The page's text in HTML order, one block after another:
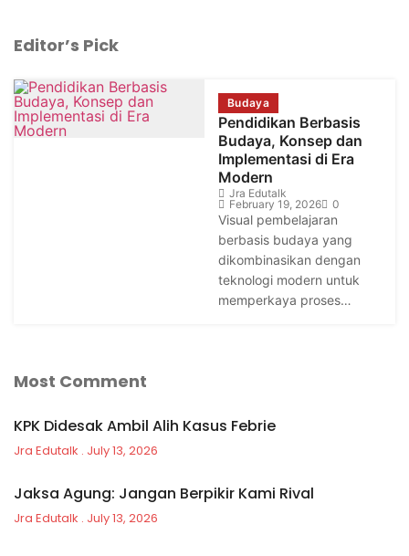
Editor’s Pick
Budaya
Pendidikan Berbasis
Budaya, Konsep dan
Implementasi di Era
Modern
Jra Edutalk
February 19, 2026
0
Visual pembelajaran
berbasis budaya yang
dikombinasikan dengan
teknologi modern untuk
memperkaya proses…
Most Comment
KPK Didesak Ambil Alih Kasus Febrie
Jra Edutalk July 13, 2026
Jaksa Agung: Jangan Berpikir Kami Rival
Jra Edutalk July 13, 2026